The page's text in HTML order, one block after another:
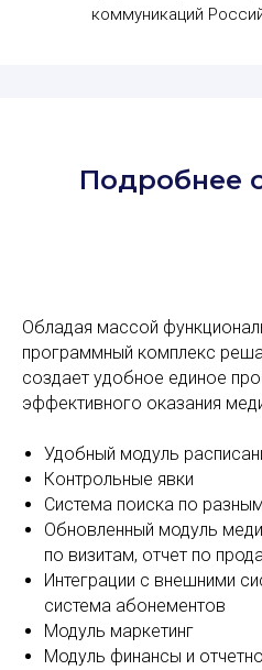
коммуникаций
Подробнее
Обладая массой
программный комплекс
создает удобное единое
эффективного оказания
Удобный модуль
Контрольные явки
Система поиска по
Обновленный модуль
по визитам, отчет по
Интеграции с внешними
система абонементов
Модуль маркетинг
Модуль финансы и